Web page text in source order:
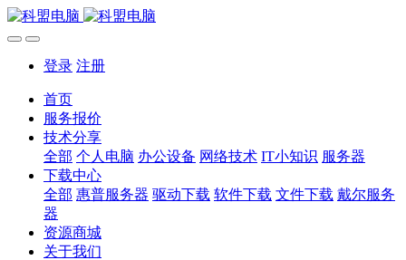
登录 注册
首页
服务报价
技术分享
全部 个人电脑 办公设备 网络技术 IT小知识 服务器
下载中心
全部 惠普服务器 驱动下载 软件下载 文件下载 戴尔服务
器
资源商城
关于我们